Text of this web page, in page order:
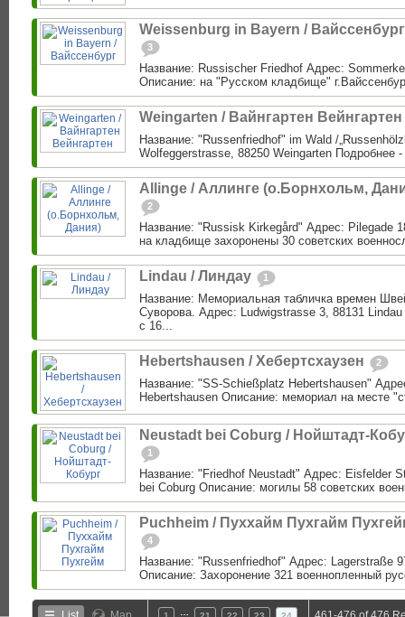
Weissenburg in Bayern / Вайссенбург
3
Название: Russischer Friedhof Адрес:
Описание: на "Русском кладбище"
Weingarten / Вайнгартен Вейнгартен
Название: "Russenfriedhof" im Wald /
Wolfeggerstrasse, 88250 Weingarten Подробнее
Allinge / Аллинге (о.Борнхольм,
2
Название: "Russisk Kirkegård" Адрес: Pilegade
на кладбище захоронены 30 советских
Lindau / Линдау 1
Название: Мемориальная табличка времен
Суворова. Адрес: Ludwigstrasse 3, 88131
с 16...
Hebertshausen / Хебертсхаузен 2
Название: "SS-Schießplatz Hebertshausen"
Hebertshausen Описание: мемориал на месте
Neustadt bei Coburg / Нойштадт-
1
Название: "Friedhof Neustadt" Адрес: Eisfelder
bei Coburg Описание: могилы 58 советских
Puchheim / Пуххайм Пухгайм
4
Название: "Russenfriedhof" Адрес: Lagerstraße
Описание: Захоронение 321 военнопленный